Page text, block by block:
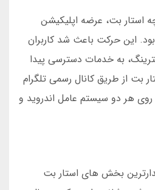
استار بت، عرضه اپلیکیشن
اختصاصی در سال 1400 بود. این حرکت باعث شد کاربران
به خدمات دسترسی پیدا
بت از طریق کانال رسمی تلگرام
هر دو سیستم عامل اندروید و
بخش های استار بت